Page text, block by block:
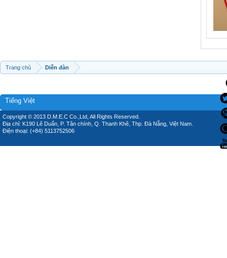
Trang chủ Diễn đàn
Tiếng Việt
Copyright © 2013 D.M.E.C Co.,Ltd, All Rights Reserved.
Địa chỉ: K190 Lê Duẩn, P. Tân chính, Q. Thanh Khê, Thp. Đà Nẵng, Việt Nam.
Điện thoại: (+84) 5113752506